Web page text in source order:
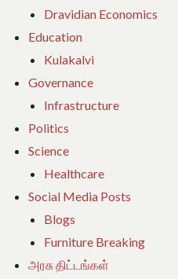
Dravidian Economics
Education
Kulakalvi
Governance
Infrastructure
Politics
Science
Healthcare
Social Media Posts
Blogs
Furniture Breaking
அரசு திட்டங்கள்